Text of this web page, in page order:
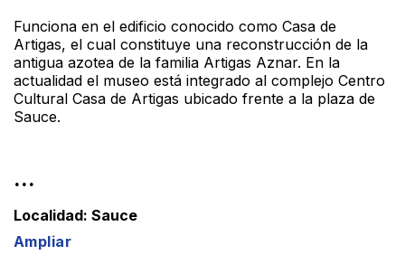
Funciona en el edificio conocido como Casa de
Artigas, el cual constituye una reconstrucción de la
antigua azotea de la familia Artigas Aznar. En la
actualidad el museo está integrado al complejo Centro
Cultural Casa de Artigas ubicado frente a la plaza de
Sauce.
...
Localidad: Sauce
Ampliar